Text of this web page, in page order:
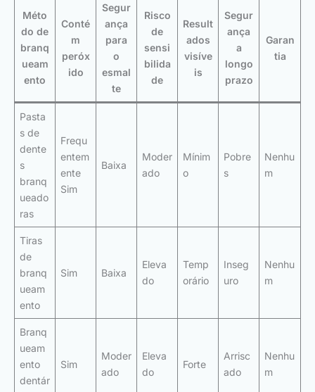
Méto
do de
branq
ueam
ento
Conté
m
peróx
ido
Segur
ança
para
o
esmal
te
Risco
de
sensi
bilida
de
Result
ados
visíve
is
Segur
ança
a
longo
prazo
Garan
tia
Pasta
s de
dente
s
branq
ueado
ras
Frequ
entem
ente
Sim
Baixa
Moder
ado
Mínim
o
Pobre
s
Nenhu
m
Tiras
de
branq
ueam
ento
Sim Baixa
Eleva
do
Temp
orário
Inseg
uro
Nenhu
m
Branq
ueam
ento
dentár
Sim
Moder
ado
Eleva
do
Forte
Arrisc
ado
Nenhu
m